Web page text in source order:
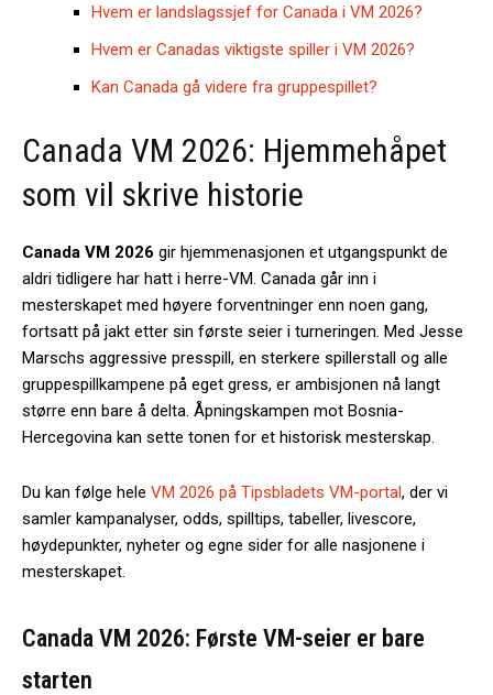
Hvem er landslagssjef for Canada i VM 2026?
Hvem er Canadas viktigste spiller i VM 2026?
Kan Canada gå videre fra gruppespillet?
Canada VM 2026: Hjemmehåpet
som vil skrive historie
Canada VM 2026 gir hjemmenasjonen et utgangspunkt de
aldri tidligere har hatt i herre-VM. Canada går inn i
mesterskapet med høyere forventninger enn noen gang,
fortsatt på jakt etter sin første seier i turneringen. Med Jesse
Marschs aggressive presspill, en sterkere spillerstall og alle
gruppespillkampene på eget gress, er ambisjonen nå langt
større enn bare å delta. Åpningskampen mot Bosnia-
Hercegovina kan sette tonen for et historisk mesterskap.
Du kan følge hele VM 2026 på Tipsbladets VM-portal, der vi
samler kampanalyser, odds, spilltips, tabeller, livescore,
høydepunkter, nyheter og egne sider for alle nasjonene i
mesterskapet.
Canada VM 2026: Første VM-seier er bare
starten